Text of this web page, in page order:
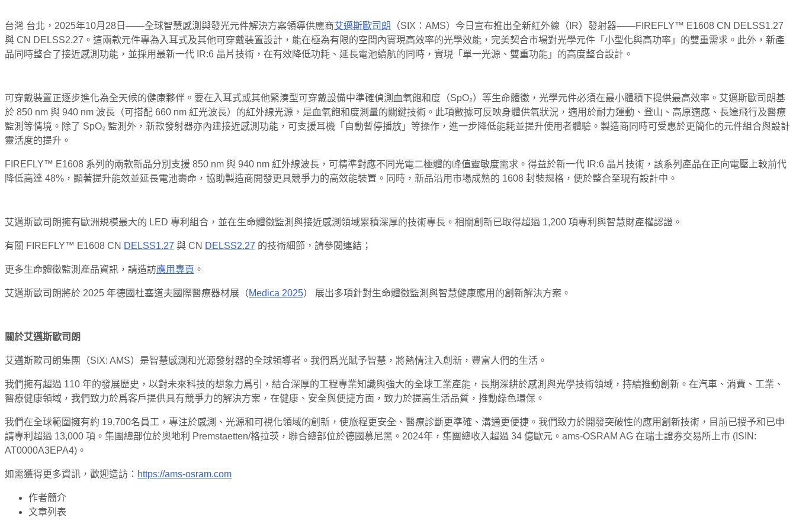
台灣 台北，2025年10月28日——全球智慧感測與發光元件解決方案領導供應商艾邁斯歐司朗
（SIX：AMS）今日宣布推出全新紅外線（IR）發射器——FIREFLY™ E1608 CN DELSS1.27
與 CN DELSS2.27。這兩款元件專為入耳式及其他可穿戴裝置設計，能在極為有限的空間內實現高效率的光學效能，完美契合市場對光學元件「小型化與高功率」的雙重需求。此外，新產
品同時整合了接近感測功能，並採用最新一代 IR:6 晶片技術，在有效降低功耗、延長電池續航的同時，實現「單一光源、雙重功能」的高度整合設計。
可穿戴裝置正逐步進化為全天候的健康夥伴。要在入耳式或其他緊湊型可穿戴設備中準確偵測血氧飽和度（SpO₂）等生命體徵，光學元件必須在最小體積下提供最高效率。艾邁斯歐司朗基
於 850 nm 與 940 nm 波長（可搭配 660 nm 紅光波長）的紅外線光源，是血氧飽和度測量的關鍵技術。此項數據可反映身體供氧狀況，適用於耐力運動、登山、高原適應、長途飛行及醫療
監測等情境。除了 SpO₂ 監測外，新款發射器亦內建接近感測功能，可支援耳機「自動暫停播放」等操作，進一步降低能耗並提升使用者體驗。製造商同時可受惠於更簡化的元件組合與設計
靈活度的提升。
FIREFLY™ E1608 系列的兩款新品分別支援 850 nm 與 940 nm 紅外線波長，可精準對應不同光電二極體的峰值靈敏度需求。得益於新一代 IR:6 晶片技術，該系列產品在正向電壓上較前代
降低高達 48%，顯著提升能效並延長電池壽命，協助製造商開發更具競爭力的高效能裝置。同時，新品沿用市場成熟的 1608 封裝規格，便於整合至現有設計中。
艾邁斯歐司朗擁有歐洲規模最大的 LED 專利組合，並在生命體徵監測與接近感測領域累積深厚的技術專長。相關創新已取得超過 1,200 項專利與智慧財產權認證。
有關 FIREFLY™ E1608 CN DELSS1.27 與 CN DELSS2.27 的技術細節，請參閱連結；
更多生命體徵監測產品資訊，請造訪應用專頁 。
艾邁斯歐司朗將於 2025 年德國杜塞道夫國際醫療器材展（Medica 2025） 展出多項針對生命體徵監測與智慧健康應用的創新解決方案。
關於艾邁斯歐司朗
艾邁斯歐司朗集團（SIX: AMS）是智慧感測和光源發射器的全球領導者。我們爲光賦予智慧，將熱情注入創新，豐富人們的生活。
我們擁有超過 110 年的發展歷史，以對未來科技的想象力爲引，結合深厚的工程專業知識與強大的全球工業產能，長期深耕於感測與光學技術領域，持續推動創新。在汽車、消費、工業、
醫療健康領域，我們致力於爲客戶提供具有競爭力的解決方案，在健康、安全與便捷方面，致力於提高生活品質，推動綠色環保。
我們在全球範圍擁有約 19,700名員工，專注於感測、光源和可視化領域的創新，使旅程更安全、醫療診斷更準確、溝通更便捷。我們致力於開發突破性的應用創新技術，目前已授予和已申
請專利超過 13,000 項。集團總部位於奧地利 Premstaetten/格拉茨，聯合總部位於德國慕尼黑。2024年，集團總收入超過 34 億歐元。ams-OSRAM AG 在瑞士證券交易所上市 (ISIN:
AT0000A3EPA4)。
如需獲得更多資訊，歡迎造訪： https://ams-osram.com
作者簡介
文章列表